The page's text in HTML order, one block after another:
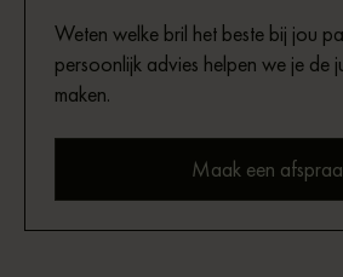
Weten welke bril het beste bij jou
persoonlijk advies helpen we je de
maken.
Maak een